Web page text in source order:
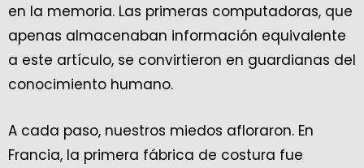
en la memoria. Las primeras computadoras, que
apenas almacenaban información equivalente
a este artículo, se convirtieron en guardianas del
conocimiento humano.
A cada paso, nuestros miedos afloraron. En
Francia, la primera fábrica de costura fue